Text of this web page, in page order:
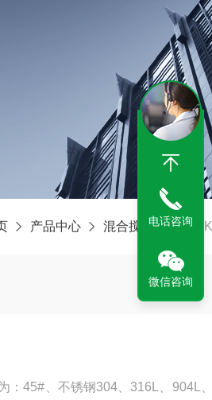
产品中心 混合搅拌机
：45#、不锈钢304、316L、904L
电话咨询
微信咨询